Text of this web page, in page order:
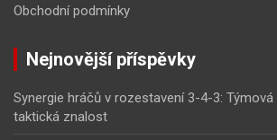
Obchodní podmínky
Nejnovější příspěvky
Synergie hráčů v rozestavení 3-4-3: Týmová
taktická znalost